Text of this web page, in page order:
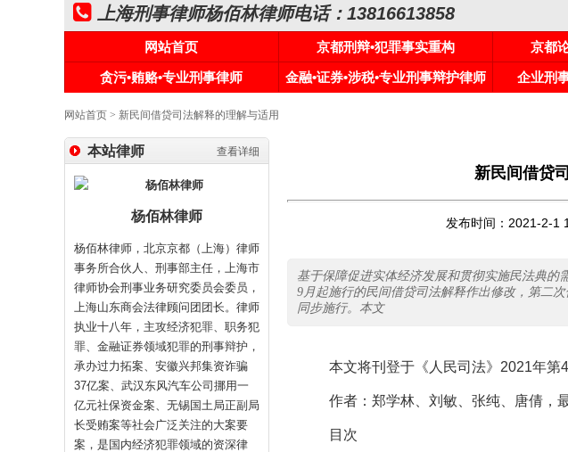
上海刑事律师杨佰林律师电话：13816613858
网站首页 京都刑辩•犯罪事实重构 京都
贪污•贿赂•专业刑事律师
金融•证券•涉税•专业刑事辩护律师 企业刑
网站首页 > 新民间借贷司法解释的理解与适用
查看详细
本站律师
杨佰林律师
杨佰林律师，北京京都（上海）律师
事务所合伙人、刑事部主任，上海市
律师协会刑事业务研究委员会委员，
上海山东商会法律顾问团团长。律师
执业十八年，主攻经济犯罪、职务犯
罪、金融证券领域犯罪的刑事辩护，
承办过力拓案、安徽兴邦集资诈骗
37亿案、武汉东风汽车公司挪用一
亿元社保资金案、无锡国土局正副局
长受贿案等社会广泛关注的大案要
案，是国内经济犯罪领域的资深律
新民间借贷
发布时间：2021-2-1
基于保障促进实体经济发展和贯彻实施民法典的
9月起施行的民间借贷司法解释作出修改，第二
同步施行。本文
本文将刊登于《人民司法》 2021年第4
作者：郑学林、刘敏、张纯、唐倩，
目次